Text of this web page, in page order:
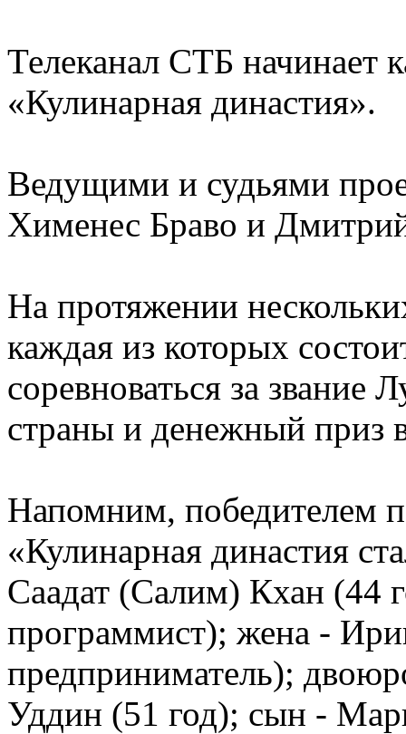
Телеканал СТБ начинает
«Кулинарная династия».
Ведущими и судьями
Хименес Браво и
На протяжении
каждая из которых
соревноваться за
страны и денежный приз
Напомним, победителем
«Кулинарная династия
Саадат (Салим) Кхан (44
программист); жена -
предприниматель);
Уддин (51 год); сын -